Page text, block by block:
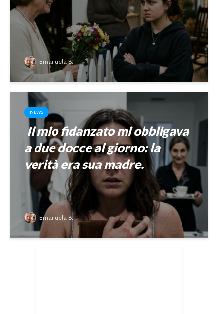
Emanuela B.
NEWS
Il mio fidanzato mi obbligava
a due docce al giorno: la
verità era sua madre.
Emanuela B.